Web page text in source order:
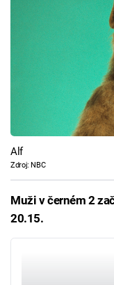
Alf
Zdroj: NBC
Muži v černém 2
20.15.